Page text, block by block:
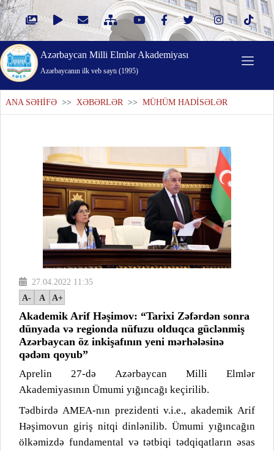
Azərbaycan Milli Elmlər Akademiyası
Azərbaycanın ilk veb saytı (1995)
ANA SƏHİFƏ >> XƏBƏRLƏR >> MÜHÜM HADİSƏLƏR
27.04.2022 11:35
A-
A A+
Akademik Arif Həşimov: “Tarixi Zəfərdən sonra
dünyada və regionda nüfuzu olduqca güclənmiş
Azərbaycan öz inkişafının yeni mərhələsinə
qədəm qoyub”
Aprelin 27-də Azərbaycan Milli Elmlər
Akademiyasının Ümumi yığıncağı keçirilib.
Tədbirdə AMEA-nın prezidenti v.i.e., akademik Arif
Həşimovun giriş nitqi dinlənilib. Ümumi yığıncağın
ölkəmizdə fundamental və tətbiqi tədqiqatların əsas